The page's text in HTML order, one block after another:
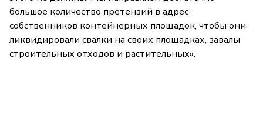
большое количество претензий в адрес
собственников контейнерных площадок, чтобы они
ликвидировали свалки на своих площадках, завалы
строительных отходов и растительных».